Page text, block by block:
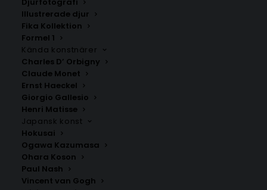
Illustrerade djur
Fika Kollektion
Formel 1
Kända konstnärer
Charles D’ Orbigny
Claude Monet
Ernst Haeckel
Giorgio Gallesio
Henri Matisse
Japansk konst
Hokusai
Ogawa Kazumasa
Ohara Koson
Paul Nash
Vincent van Gogh
KUNDSERVICE
Behöver du assistans?
SÄKER BETALNING
Swisha, eller betala med Klarna
Snygga posters online
Upptäck ett brett utbud av högkvalitativa posters